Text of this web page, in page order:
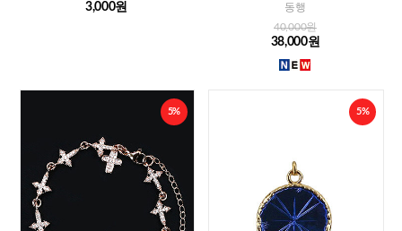
3,000원
동행
40,000원
38,000원
5% 5%